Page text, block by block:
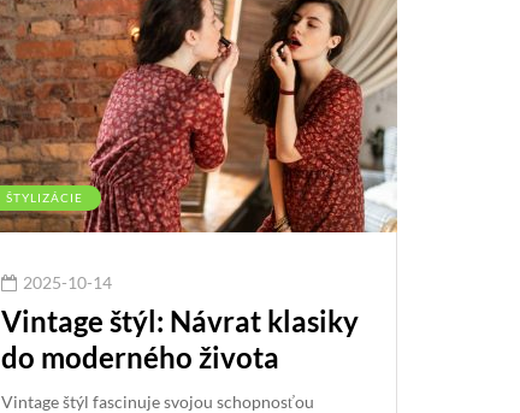
ŠTYLIZÁCIE
2025-10-14
Vintage štýl: Návrat klasiky
do moderného života
Vintage štýl fascinuje svojou schopnosťou